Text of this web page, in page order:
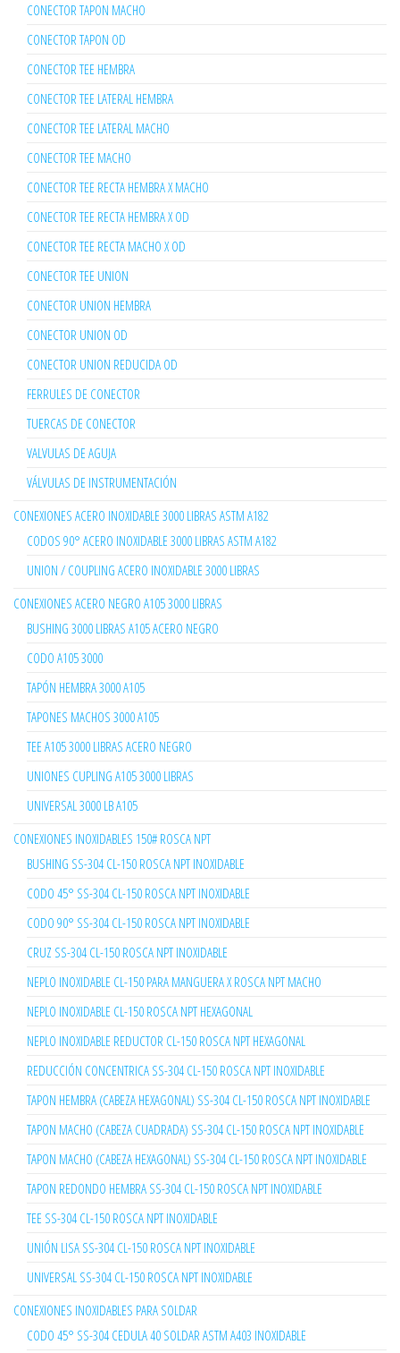
CONECTOR TAPON MACHO
CONECTOR TAPON OD
CONECTOR TEE HEMBRA
CONECTOR TEE LATERAL HEMBRA
CONECTOR TEE LATERAL MACHO
CONECTOR TEE MACHO
CONECTOR TEE RECTA HEMBRA X MACHO
CONECTOR TEE RECTA HEMBRA X OD
CONECTOR TEE RECTA MACHO X OD
CONECTOR TEE UNION
CONECTOR UNION HEMBRA
CONECTOR UNION OD
CONECTOR UNION REDUCIDA OD
FERRULES DE CONECTOR
TUERCAS DE CONECTOR
VALVULAS DE AGUJA
VÁLVULAS DE INSTRUMENTACIÓN
CONEXIONES ACERO INOXIDABLE 3000 LIBRAS ASTM A182
CODOS 90° ACERO INOXIDABLE 3000 LIBRAS ASTM A182
UNION / COUPLING ACERO INOXIDABLE 3000 LIBRAS
CONEXIONES ACERO NEGRO A105 3000 LIBRAS
BUSHING 3000 LIBRAS A105 ACERO NEGRO
CODO A105 3000
TAPÓN HEMBRA 3000 A105
TAPONES MACHOS 3000 A105
TEE A105 3000 LIBRAS ACERO NEGRO
UNIONES CUPLING A105 3000 LIBRAS
UNIVERSAL 3000 LB A105
CONEXIONES INOXIDABLES 150# ROSCA NPT
BUSHING SS-304 CL-150 ROSCA NPT INOXIDABLE
CODO 45° SS-304 CL-150 ROSCA NPT INOXIDABLE
CODO 90° SS-304 CL-150 ROSCA NPT INOXIDABLE
CRUZ SS-304 CL-150 ROSCA NPT INOXIDABLE
NEPLO INOXIDABLE CL-150 PARA MANGUERA X ROSCA NPT MACHO
NEPLO INOXIDABLE CL-150 ROSCA NPT HEXAGONAL
NEPLO INOXIDABLE REDUCTOR CL-150 ROSCA NPT HEXAGONAL
REDUCCIÓN CONCENTRICA SS-304 CL-150 ROSCA NPT INOXIDABLE
TAPON HEMBRA (CABEZA HEXAGONAL) SS-304 CL-150 ROSCA NPT INOXIDABLE
TAPON MACHO (CABEZA CUADRADA) SS-304 CL-150 ROSCA NPT INOXIDABLE
TAPON MACHO (CABEZA HEXAGONAL) SS-304 CL-150 ROSCA NPT INOXIDABLE
TAPON REDONDO HEMBRA SS-304 CL-150 ROSCA NPT INOXIDABLE
TEE SS-304 CL-150 ROSCA NPT INOXIDABLE
UNIÓN LISA SS-304 CL-150 ROSCA NPT INOXIDABLE
UNIVERSAL SS-304 CL-150 ROSCA NPT INOXIDABLE
CONEXIONES INOXIDABLES PARA SOLDAR
CODO 45° SS-304 CEDULA 40 SOLDAR ASTM A403 INOXIDABLE